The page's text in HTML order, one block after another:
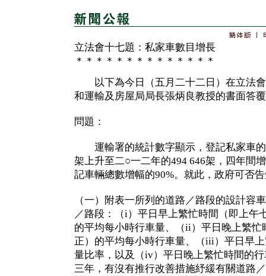
立法會十七題：私家車數目增長
＊＊＊＊＊＊＊＊＊＊＊＊＊＊
以下為今日（五月二十二日）在立法會
和運輸及房屋局局長張炳良教授的書面答
問題：
運輸署的統計數字顯示，登記私家車的
架上升至二○一二年的494 646架，四年間
記車輛總數增幅的90%。就此，政府可否
（一）附表一所列的道路／路段的設計容
／路段：（i）平日早上繁忙時間（即上午
的平均每小時行車量、（ii）平日晚上繁
正）的平均每小時行車量、（iii）平日早
量比率，以及（iv）平日晚上繁忙時間的
三年，有沒有推行改善措施紓緩有關道路